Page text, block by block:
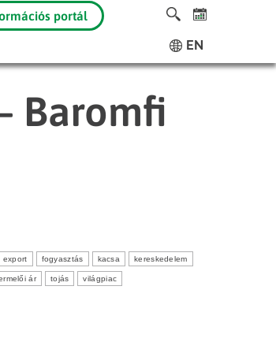
portál
EN
Baromfi
export fogyasztás kacsa kereskedelem
ár tojás világpiac